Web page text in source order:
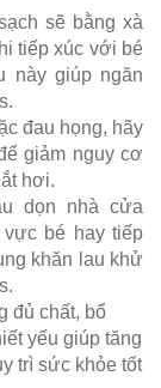
sẽ bằng xà
tiếp xúc với bé
này giúp ngăn
đau họng, hãy
giảm nguy cơ
hơi.
dọn nhà cửa
bé hay tiếp
khăn lau khử
đủ chất, bổ
yếu giúp tăng
trì sức khỏe tốt